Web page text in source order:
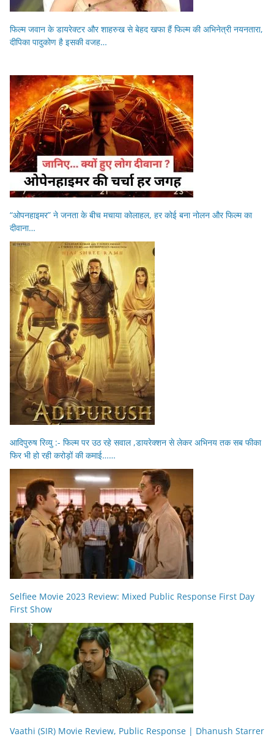
फिल्म जवान के डायरेक्टर और शाहरुख से बेहद खफा हैं फिल्म की अभिनेत्री नयनतारा,
दीपिका पादुकोण है इसकी वजह…
“ओपनहाइमर” ने जनता के बीच मचाया कोलाहल, हर कोई बना नोलन और फिल्म का
दीवाना…
आदिपुरुष रिव्यु :- फिल्म पर उठ रहे सवाल ,डायरेक्शन से लेकर अभिनय तक सब फीका
फिर भी हो रही करोड़ों की कमाई……
Selfiee Movie 2023 Review: Mixed Public Response First Day
First Show
Vaathi (SIR) Movie Review, Public Response | Dhanush Starrer